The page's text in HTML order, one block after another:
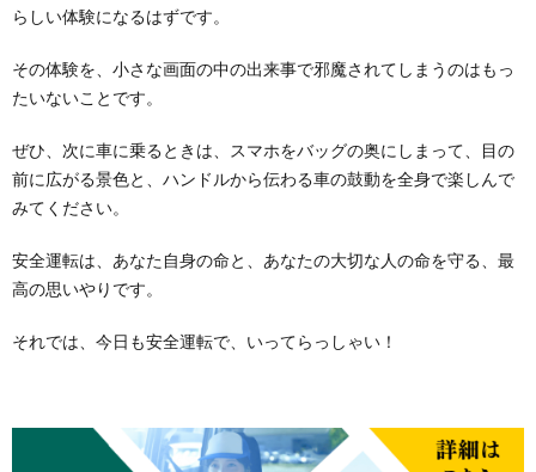
らしい体験になるはずです。
その体験を、小さな画面の中の出来事で邪魔されてしまうのはもっ
たいないことです。
ぜひ、次に車に乗るときは、スマホをバッグの奥にしまって、目の
前に広がる景色と、ハンドルから伝わる車の鼓動を全身で楽しんで
みてください。
安全運転は、あなた自身の命と、あなたの大切な人の命を守る、最
高の思いやりです。
それでは、今日も安全運転で、いってらっしゃい！